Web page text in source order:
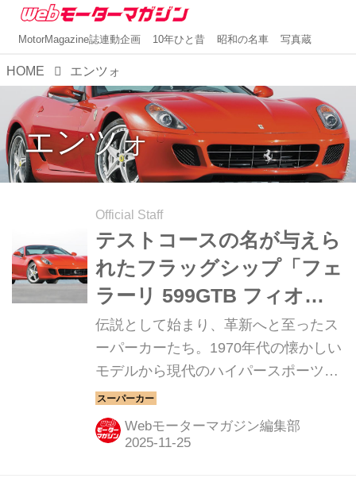
MotorMagazine誌連動企画 10年ひと昔 昭和の名車 写真蔵
HOME エンツォ
エンツォ
Official Staff
テストコースの名が与えら
れたフラッグシップ「フェ
ラーリ 599GTB フィオラ
ノ」【スーパーカークロニ
クル・完全版／048】
伝説として始まり、革新へと至ったス
ーパーカーたち。1970年代の懐かしい
モデルから現代のハイパースポーツま
で紹介していこう。今回は、フェラー
リ 599GTB フィオラノだ。
Webモーターマガジン編集部